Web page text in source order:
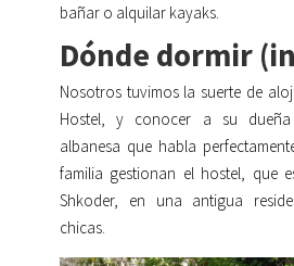
bañar o alquilar kayaks.
Dónde dormir
Nosotros tuvimos la suerte de
Hostel, y conocer a su
albanesa que habla
familia gestionan el hostel, que
Shkoder, en una antigua
chicas.